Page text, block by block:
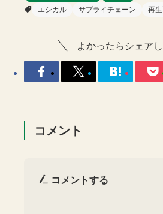
エシカル
サプライチェーン 再
よかったらシェアし
コメント
コメントする